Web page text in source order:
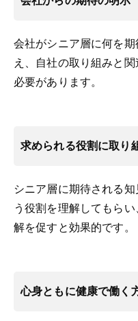
会社がシニア層に何を
え、自社の取り組みと
必要があります。
求められる役割に取り
シニア層に期待される
う役割を理解してもら
解を促すと効果的です。
心身ともに健康で働く